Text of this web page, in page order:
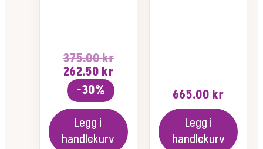
375.00kr
Opprinnelig
pris
var:
375.00 kr.
262.50 krNåværende
pris
er:
262.50 kr.
-30%
Legg i
handlekurv
665.00 kr
Legg i
handlekurv